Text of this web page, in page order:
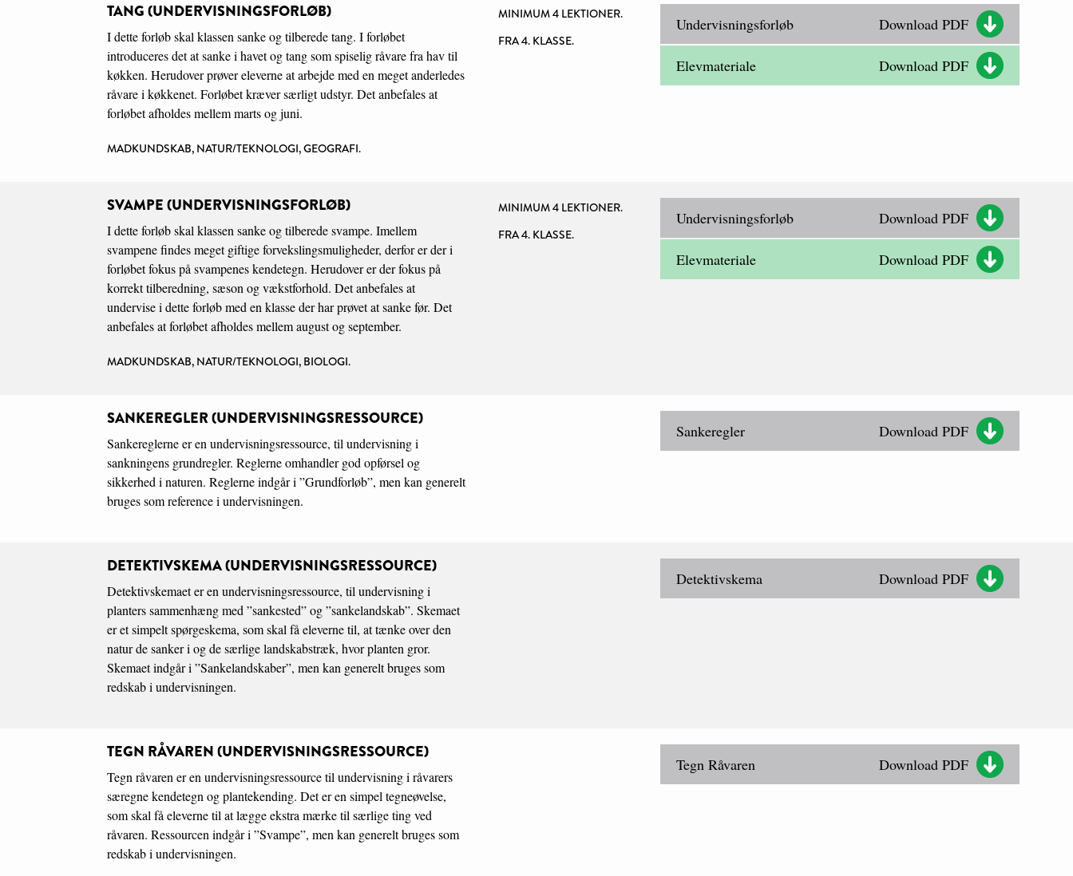
TANG (UNDERVISNINGSFORLØB)
I dette forløb skal klassen sanke og tilberede tang. I forløbet
introduceres det at sanke i havet og tang som spiselig råvare fra hav til
køkken. Herudover prøver eleverne at arbejde med en meget anderledes
råvare i køkkenet. Forløbet kræver særligt udstyr. Det anbefales at
forløbet afholdes mellem marts og juni.
MADKUNDSKAB, NATUR/TEKNOLOGI, GEOGRAFI.
MINIMUM 4 LEKTIONER.
FRA 4. KLASSE.
Undervisningsforløb Download PDF
Elevmateriale Download PDF
SVAMPE (UNDERVISNINGSFORLØB)
I dette forløb skal klassen sanke og tilberede svampe. Imellem
svampene findes meget giftige forvekslingsmuligheder, derfor er der i
forløbet fokus på svampenes kendetegn. Herudover er der fokus på
korrekt tilberedning, sæson og vækstforhold. Det anbefales at
undervise i dette forløb med en klasse der har prøvet at sanke før. Det
anbefales at forløbet afholdes mellem august og september.
MADKUNDSKAB, NATUR/TEKNOLOGI, BIOLOGI.
MINIMUM 4 LEKTIONER.
FRA 4. KLASSE.
Undervisningsforløb Download PDF
Elevmateriale Download PDF
SANKEREGLER (UNDERVISNINGSRESSOURCE)
Sankereglerne er en undervisningsressource, til undervisning i
sankningens grundregler. Reglerne omhandler god opførsel og
sikkerhed i naturen. Reglerne indgår i ”Grundforløb”, men kan generelt
bruges som reference i undervisningen.
Sankeregler Download PDF
DETEKTIVSKEMA (UNDERVISNINGSRESSOURCE)
Detektivskemaet er en undervisningsressource, til undervisning i
planters sammenhæng med ”sankested” og ”sankelandskab”. Skemaet
er et simpelt spørgeskema, som skal få eleverne til, at tænke over den
natur de sanker i og de særlige landskabstræk, hvor planten gror.
Skemaet indgår i ”Sankelandskaber”, men kan generelt bruges som
redskab i undervisningen.
Detektivskema Download PDF
TEGN RÅVAREN (UNDERVISNINGSRESSOURCE)
Tegn råvaren er en undervisningsressource til undervisning i råvarers
særegne kendetegn og plantekending. Det er en simpel tegneøvelse,
som skal få eleverne til at lægge ekstra mærke til særlige ting ved
råvaren. Ressourcen indgår i ”Svampe”, men kan generelt bruges som
redskab i undervisningen.
Tegn Råvaren Download PDF